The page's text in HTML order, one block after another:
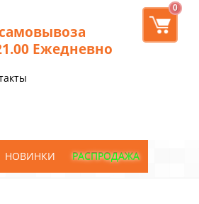
0
Ежедневно
НОВИНКИ РАСПРОДАЖА